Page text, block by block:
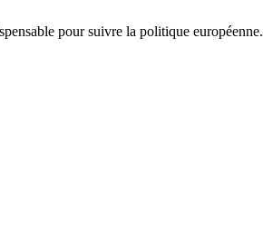
pour suivre la politique européenne.